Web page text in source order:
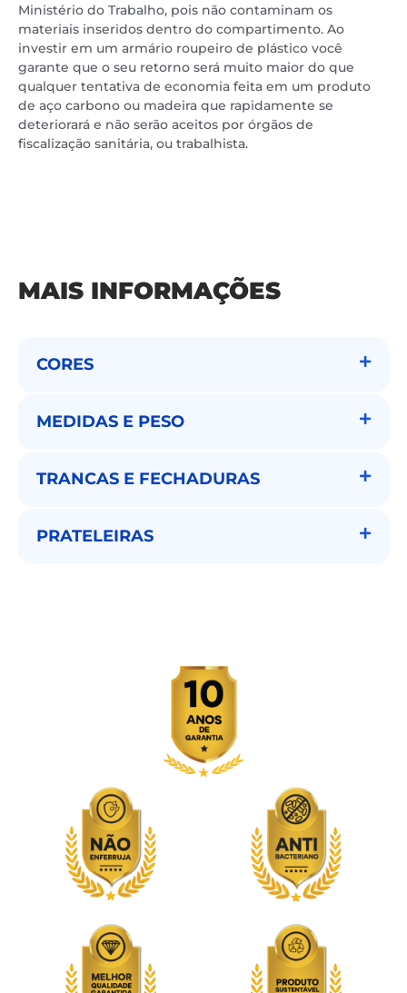
Ministério do Trabalho, pois não contaminam os
materiais inseridos dentro do compartimento. Ao
investir em um armário roupeiro de plástico você
garante que o seu retorno será muito maior do que
qualquer tentativa de economia feita em um produto
de aço carbono ou madeira que rapidamente se
deteriorará e não serão aceitos por órgãos de
fiscalização sanitária, ou trabalhista.
MAIS INFORMAÇÕES
CORES
MEDIDAS E PESO
TRANCAS E FECHADURAS
PRATELEIRAS